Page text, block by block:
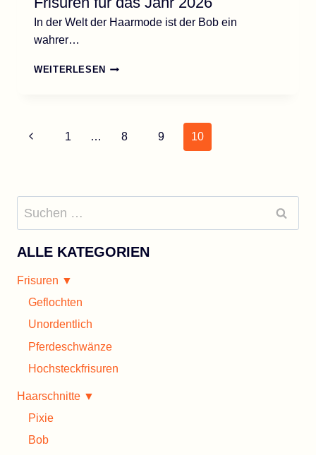
In der Welt der Haarmode ist der Bob ein
wahrer…
WEITERLESEN DIE
FRISUREN
Seitennavigation
Vorherige1 … 8 9 10
ALLE KATEGORIEN
Frisuren ▼
Geflochten
Unordentlich
Pferdeschwänze
Hochsteckfrisuren
Haarschnitte ▼
Pixie
Bob